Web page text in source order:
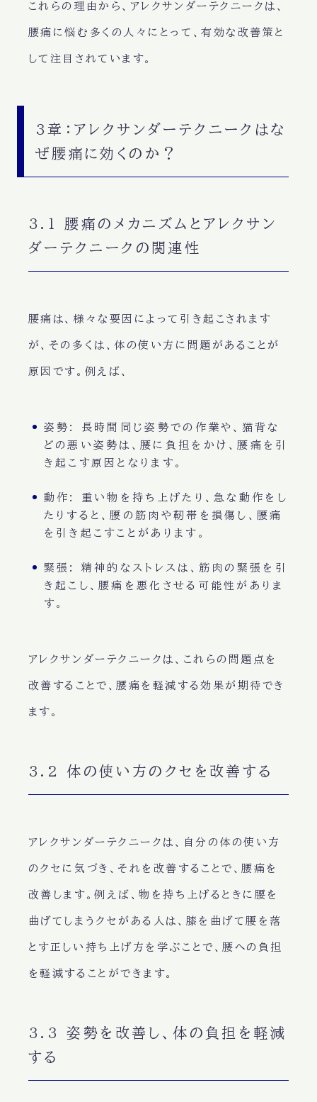
これらの理由から、アレクサンダーテクニークは、
腰痛に悩む多くの人々にとって、有効な改善策と
して注目されています。
3章：アレクサンダーテクニークはな
ぜ腰痛に効くのか？
3.1 腰痛のメカニズムとアレクサン
ダーテクニークの関連性
腰痛は、様々な要因によって引き起こされます
が、その多くは、体の使い方に問題があることが
原因です。例えば、
姿勢 : 長時間同じ姿勢での作業や、猫背な
どの悪い姿勢は、腰に負担をかけ、腰痛を引
き起こす原因となります。
動作 : 重い物を持ち上げたり、急な動作をし
たりすると、腰の筋肉や靭帯を損傷し、腰痛
を引き起こすことがあります。
緊張 : 精神的なストレスは、筋肉の緊張を引
き起こし、腰痛を悪化させる可能性がありま
す。
アレクサンダーテクニークは、これらの問題点を
改善することで、腰痛を軽減する効果が期待でき
ます。
3.2 体の使い方のクセを改善する
アレクサンダーテクニークは、自分の体の使い方
のクセに気づき、それを改善することで、腰痛を
改善します。例えば、物を持ち上げるときに腰を
曲げてしまうクセがある人は、膝を曲げて腰を落
とす正しい持ち上げ方を学ぶことで、腰への負担
を軽減することができます。
3.3 姿勢を改善し、体の負担を軽減
する